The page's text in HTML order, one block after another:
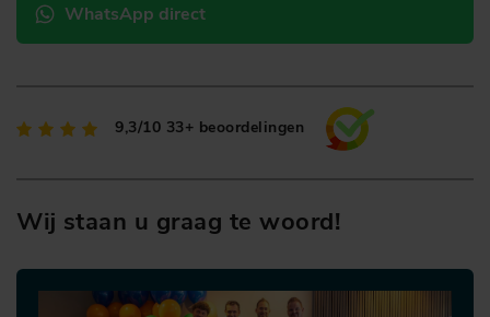
WhatsApp direct
9,3/10 33+ beoordelingen
Wij staan u graag te woord!